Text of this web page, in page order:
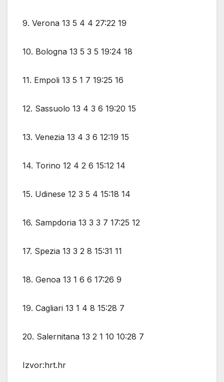
9. Verona 13 5 4 4 27:22 19
10. Bologna 13 5 3 5 19:24 18
11. Empoli 13 5 1 7 19:25 16
12. Sassuolo 13 4 3 6 19:20 15
13. Venezia 13 4 3 6 12:19 15
14. Torino 12 4 2 6 15:12 14
15. Udinese 12 3 5 4 15:18 14
16. Sampdoria 13 3 3 7 17:25 12
17. Spezia 13 3 2 8 15:31 11
18. Genoa 13 1 6 6 17:26 9
19. Cagliari 13 1 4 8 15:28 7
20. Salernitana 13 2 1 10 10:28 7
Izvor:hrt.hr